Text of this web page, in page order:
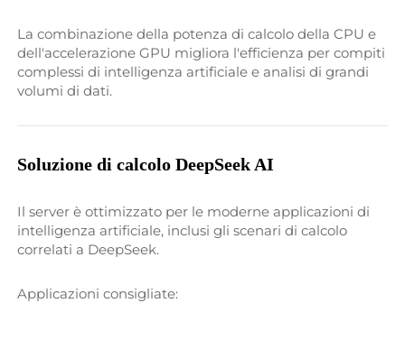
La combinazione della potenza di calcolo della CPU e
dell'accelerazione GPU migliora l'efficienza per compiti
complessi di intelligenza artificiale e analisi di grandi
volumi di dati.
Soluzione di calcolo DeepSeek AI
Il server è ottimizzato per le moderne applicazioni di
intelligenza artificiale, inclusi gli scenari di calcolo
correlati a DeepSeek.
Applicazioni consigliate: